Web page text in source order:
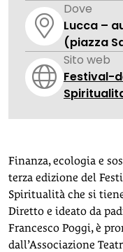
Dove
Lucca –
(piazza
Sito web
Festival-
Finanza, ecologia e
terza edizione del
Spiritualità che si
Diretto e ideato da
Francesco Poggi, è
dall’Associazione